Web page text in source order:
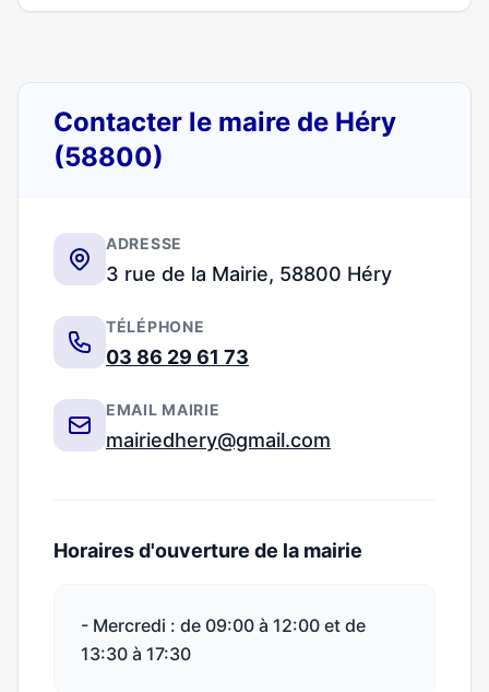
Contacter le maire de Héry
(58800)
ADRESSE
3 rue de la Mairie, 58800 Héry
TÉLÉPHONE
03 86 29 61 73
EMAIL MAIRIE
mairiedhery@gmail.com
Horaires d'ouverture de la mairie
- Mercredi : de 09:00 à 12:00 et de
13:30 à 17:30